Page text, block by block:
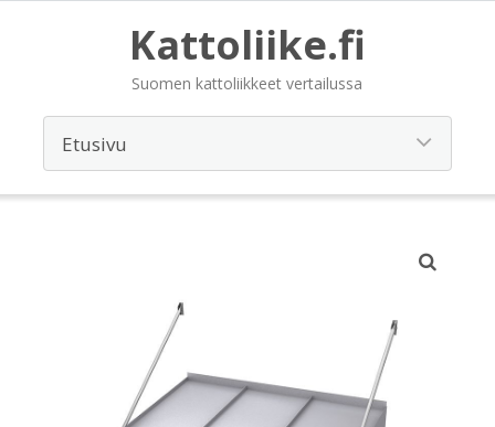
Kattoliike.fi
Suomen kattoliikkeet vertailussa